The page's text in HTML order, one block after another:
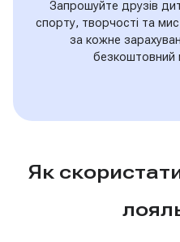
Запрошуйте друзів
спорту, творчості та
за кожне
безкоштовний
Як